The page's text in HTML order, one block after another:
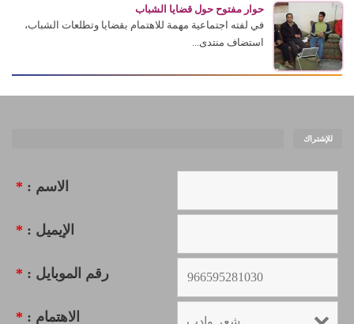
حوار مفتوح حول قضايا الشباب
في لفته اجتماعية مهمة للاهتمام بقضايا وتطلعات الشباب،
استضاف منتدى...
للإشتراك
الاسم : *
الإيميل : *
رقم الموبايل : *
الاهتمام : *